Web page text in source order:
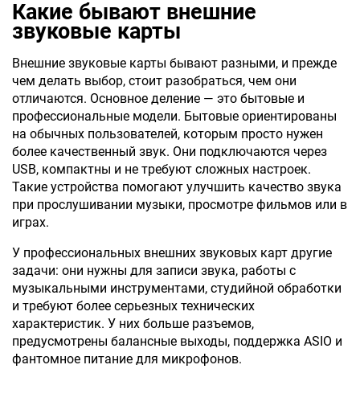
Какие бывают внешние
звуковые карты
Внешние звуковые карты бывают разными, и прежде
чем делать выбор, стоит разобраться, чем они
отличаются. Основное деление — это бытовые и
профессиональные модели. Бытовые ориентированы
на обычных пользователей, которым просто нужен
более качественный звук. Они подключаются через
USB, компактны и не требуют сложных настроек.
Такие устройства помогают улучшить качество звука
при прослушивании музыки, просмотре фильмов или в
играх.
У профессиональных внешних звуковых карт другие
задачи: они нужны для записи звука, работы с
музыкальными инструментами, студийной обработки
и требуют более серьезных технических
характеристик. У них больше разъемов,
предусмотрены балансные выходы, поддержка ASIO и
фантомное питание для микрофонов.